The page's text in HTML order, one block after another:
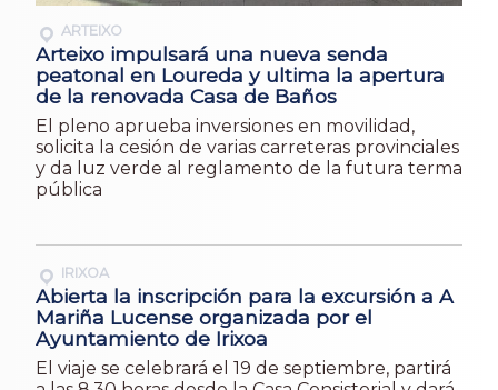
ARTEIXO
Arteixo impulsará una nueva senda
peatonal en Loureda y ultima la apertura
de la renovada Casa de Baños
El pleno aprueba inversiones en movilidad,
solicita la cesión de varias carreteras provinciales
y da luz verde al reglamento de la futura terma
pública
IRIXOA
Abierta la inscripción para la excursión a A
Mariña Lucense organizada por el
Ayuntamiento de Irixoa
El viaje se celebrará el 19 de septiembre, partirá